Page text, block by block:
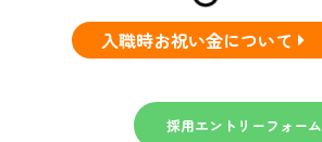
入職時お祝い金について
採用エントリーフォーム